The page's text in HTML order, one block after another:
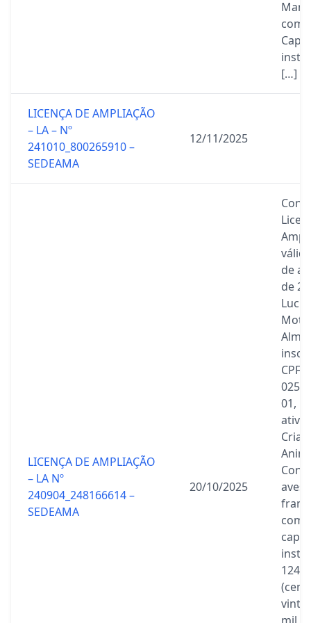
com
[…]
LICENÇA DE AMPLIAÇÃO
– LA – Nº
241010_800265910 –
SEDEAMA
12/11/2025
LICENÇA DE AMPLIAÇÃO
– LA Nº
240904_248166614 –
SEDEAMA
20/10/2025
de
de
CPF
01,
aves
com
vinte